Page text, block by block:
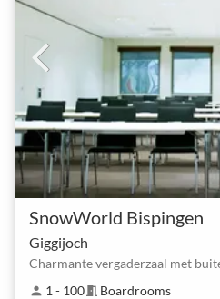
SnowWorld Bispingen
Giggijoch
Charmante vergaderzaal met
person 1 - 100meeting_room Boardrooms